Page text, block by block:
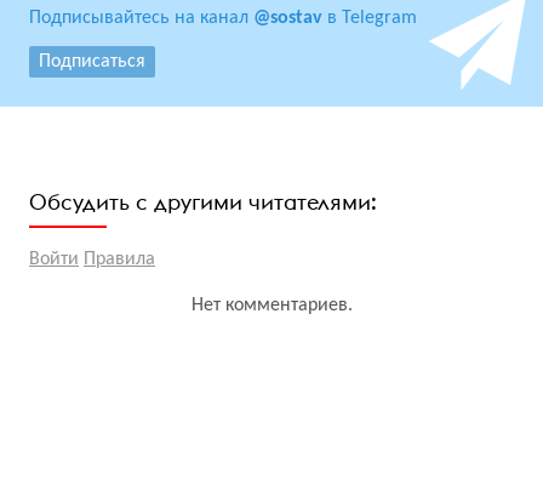
Подписывайтесь на канал @sostav в Telegram
Подписаться
Обсудить с другими читателями:
Войти Правила
Нет комментариев.